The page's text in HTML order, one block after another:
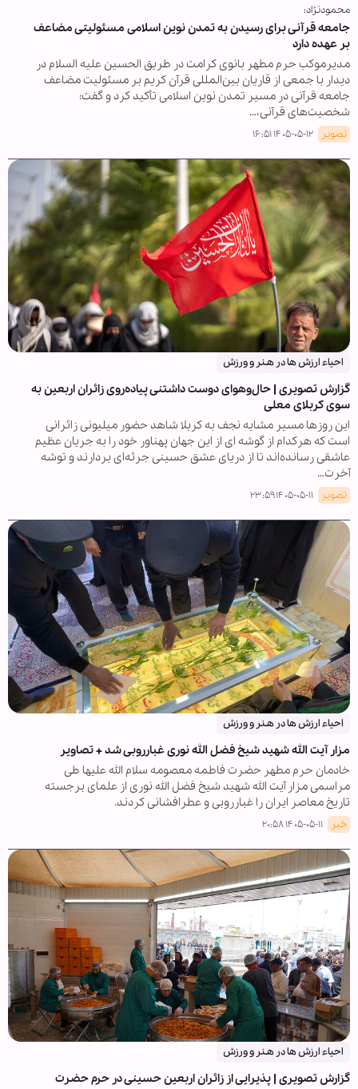
محمودنژاد:
جامعه قرآنی برای رسیدن به تمدن نوین اسلامی مسئولیتی مضاعف
بر عهده دارد
مدیرموکب حرم مطهر بانوی کرامت در طریق الحسین علیه السلام در
دیدار با جمعی از قاریان بین‌المللی قرآن کریم بر مسئولیت مضاعف
جامعه قرآنی در مسیر تمدن نوین اسلامی تأکید کرد و گفت:
شخصیت‌های قرآنی،…
تصویر ۱۴۰۵-۰۵-۱۲ ۱۶:۵۱
احیاء ارزش ها در هـنر و ورزش
گزارش تصویری | حال‌وهوای دوست داشتنی پیاده‌روی زائران اربعین به
سوی کربلای معلی
این روزها مسیر مشایه نجف به کربلا شاهد حضور میلیونی زائرانی
است که هرکدام از گوشه ای از این جهان پهناور خود را به جریان عظیم
عاشقی رسانده‌اند تا از دریای عشق حسینی جرئه‌ای بردارند و توشه
آخرت…
تصویر ۱۴۰۵-۰۵-۱۱ ۲۳:۵۹
احیاء ارزش ها در هـنر و ورزش
مزار آیت الله شهید شیخ فضل الله نوری غبارروبی شد + تصاویر
خادمان حرم مطهر حضرت فاطمه معصومه سلام الله علیها طی
مراسمی مزار آیت الله شهید شیخ فضل الله نوری از علمای برجسته
تاریخ معاصر ایران را غبارروبی و عطرافشانی کردند.
خبر ۱۴۰۵-۰۵-۱۱ ۲۰:۵۸
احیاء ارزش ها در هـنر و ورزش
گزارش تصویری | پذیرایی از زائران اربعین حسینی در حرم حضرت